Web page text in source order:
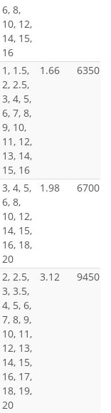
6, 8,
10, 12,
14, 15,
16
1, 1.5,
2, 2.5,
3, 4, 5,
6, 7, 8,
9, 10,
11, 12,
13, 14,
15, 16
1.66 6350
3, 4, 5,
6, 8,
10, 12,
14, 15,
16, 18,
20
1.98 6700
2, 2.5,
3, 3.5,
4, 5, 6,
7, 8, 9,
10, 11,
12, 13,
14, 15,
16, 17,
18, 19,
20
3.12 9450